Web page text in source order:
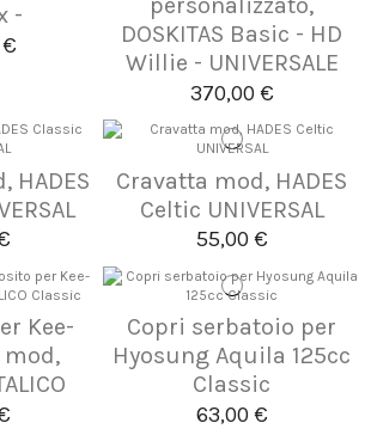
-
DOSKITAS Basic - HD
Willie - UNIVERSALE
370,00 €
HADES
Cravatta mod, HADES
Celtic UNIVERSAL
55,00 €
Kee-
mod,
Copri serbatoio per
Hyosung Aquila 125cc
Classic
63,00 €